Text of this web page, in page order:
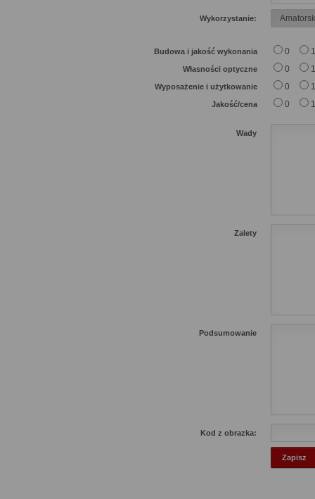
Wykorzystanie:
Budowa i jakość wykonania 0 1
Własności optyczne 0 1
Wyposażenie i użytkowanie 0 1
Jakość/cena 0 1
Wady
Zalety
Podsumowanie
Kod z obrazka: